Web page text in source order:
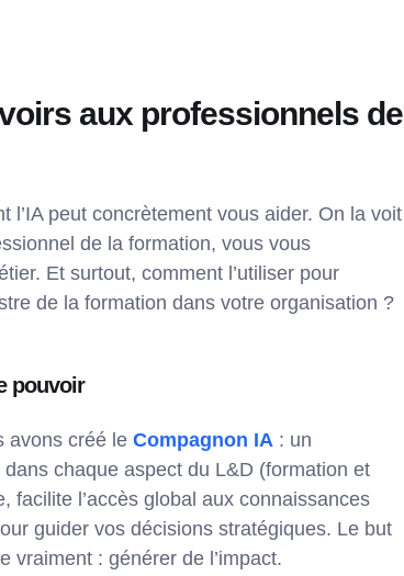
aux professionnels de
peut concrètement vous aider. On la voit
de la formation, vous vous
Et surtout, comment l’utiliser pour
de la formation dans votre organisation ?
pouvoir
avons créé le Compagnon IA : un
chaque aspect du L&D (formation et
facilite l’accès global aux connaissances
guider vos décisions stratégiques. Le but
vraiment : générer de l’impact.